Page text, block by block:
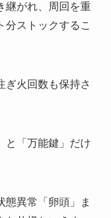
継がれ、周回を重
分ストックするこ
ぎ火回数も保持さ
と「万能鍵」だけ
態異常「卵頭」ま